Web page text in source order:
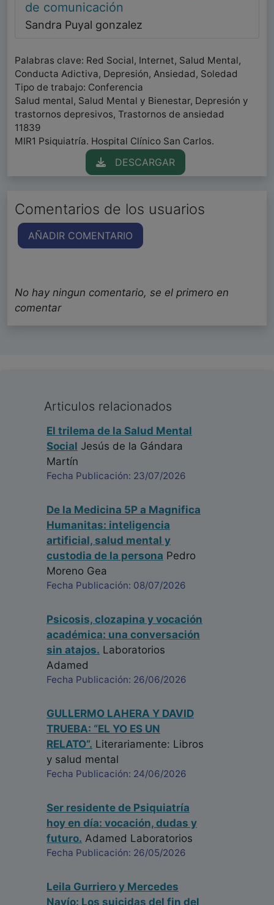
de comunicación
Sandra Puyal gonzalez
Palabras clave: Red Social, Internet, Salud Mental,
Conducta Adictiva, Depresión, Ansiedad, Soledad
Tipo de trabajo: Conferencia
Salud mental, Salud Mental y Bienestar, Depresión y
trastornos depresivos, Trastornos de ansiedad
11839
MIR1 Psiquiatría. Hospital Clínico San Carlos.
DESCARGAR
Comentarios de los usuarios
AÑADIR COMENTARIO
No hay ningun comentario, se el primero en
comentar
Articulos relacionados
El trilema de la Salud Mental
Social Jesús de la Gándara
Martín
Fecha Publicación: 23/07/2026
De la Medicina 5P a Magnifica
Humanitas: inteligencia
artificial, salud mental y
custodia de la persona Pedro
Moreno Gea
Fecha Publicación: 08/07/2026
Psicosis, clozapina y vocación
académica: una conversación
sin atajos. Laboratorios
Adamed
Fecha Publicación: 26/06/2026
GULLERMO LAHERA Y DAVID
TRUEBA: “EL YO ES UN
RELATO”. Literariamente: Libros
y salud mental
Fecha Publicación: 24/06/2026
Ser residente de Psiquiatría
hoy en día: vocación, dudas y
futuro. Adamed Laboratorios
Fecha Publicación: 26/05/2026
Leila Gurriero y Mercedes
Navío: Los suicidas del fin del